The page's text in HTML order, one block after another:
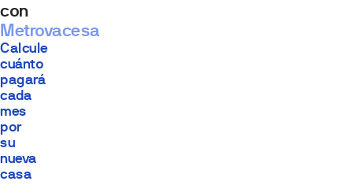
con
Metrovacesa
Calcule
cuánto
pagará
cada
mes
por
su
nueva
casa